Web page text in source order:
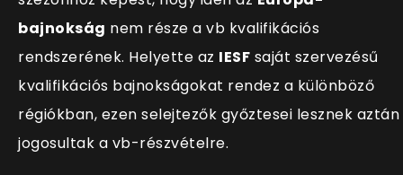
bajnokság nem része a vb kvalifikációs
rendszerének. Helyette az IESF saját szervezésű
kvalifikációs bajnokságokat rendez a különböző
régiókban, ezen selejtezők győztesei lesznek aztán
jogosultak a vb-részvételre.